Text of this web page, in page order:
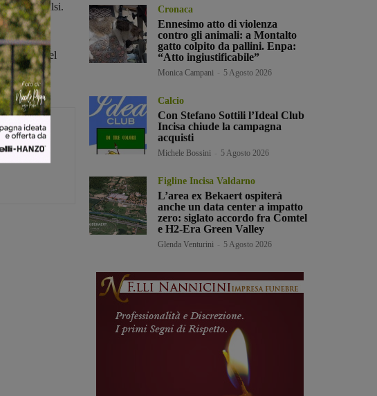
fossero falsi.
caso nel
Cronaca
Ennesimo atto di violenza
contro gli animali: a Montalto
gatto colpito da pallini. Enpa:
“Atto ingiustificabile”
Monica Campani 5 Agosto 2026
Calcio
Con Stefano Sottili l’Ideal Club
Incisa chiude la campagna
acquisti
Michele Bossini 5 Agosto 2026
Figline Incisa Valdarno
L’area ex Bekaert ospiterà
anche un data center a impatto
zero: siglato accordo fra Comtel
e H2-Era Green Valley
Glenda Venturini 5 Agosto 2026